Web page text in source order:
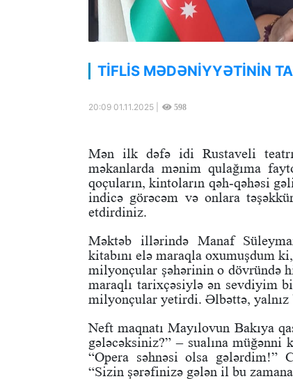
TİFLİS MƏDƏNİYYƏTİNİN
20:09 01.11.2025 | 598
Mən ilk dəfə idi Rustaveli
məkanlarda mənim qulağıma
qoçuların, kintoların qəh-qəhəsi
indicə görəcəm və onlara
etdirdiniz.
Məktəb illərində Manaf
kitabını elə maraqla oxumuşdum
milyonçular şəhərinin o dövründə
maraqlı tarixçəsiylə ən sevdiyim
milyonçular yetirdi. Əlbəttə, yalnız
Neft maqnatı Mayılovun Bakıya
gələcəksiniz?” – sualına
“Opera səhnəsi olsa gələrdim!”
“Sizin şərəfinizə gələn il bu